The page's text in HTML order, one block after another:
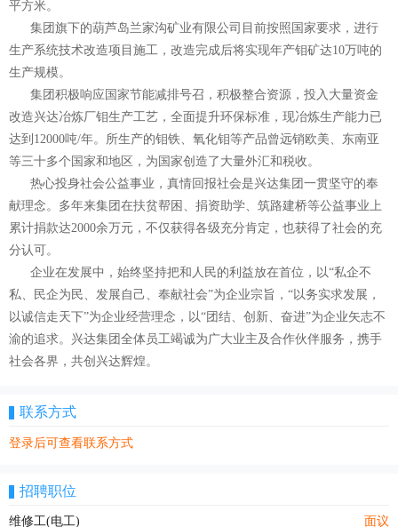
平方米。
集团旗下的葫芦岛兰家沟矿业有限公司目前按照国家要求，进行
生产系统技术改造项目施工，改造完成后将实现年产钼矿达10万吨的
生产规模。
集团积极响应国家节能减排号召，积极整合资源，投入大量资金
改造兴达冶炼厂钼生产工艺，全面提升环保标准，现冶炼生产能力已
达到12000吨/年。所生产的钼铁、氧化钼等产品曾远销欧美、东南亚
等三十多个国家和地区，为国家创造了大量外汇和税收。
热心投身社会公益事业，真情回报社会是兴达集团一贯坚守的奉
献理念。多年来集团在扶贫帮困、捐资助学、筑路建桥等公益事业上
累计捐款达2000余万元，不仅获得各级充分肯定，也获得了社会的充
分认可。
企业在发展中，始终坚持把和人民的利益放在首位，以“私企不
私、民企为民、发展自己、奉献社会”为企业宗旨，“以务实求发展，
以诚信走天下”为企业经营理念，以“团结、创新、奋进”为企业矢志不
渝的追求。兴达集团全体员工竭诚为广大业主及合作伙伴服务，携手
社会各界，共创兴达辉煌。
联系方式
登录后可查看联系方式
招聘职位
维修工(电工) 面议